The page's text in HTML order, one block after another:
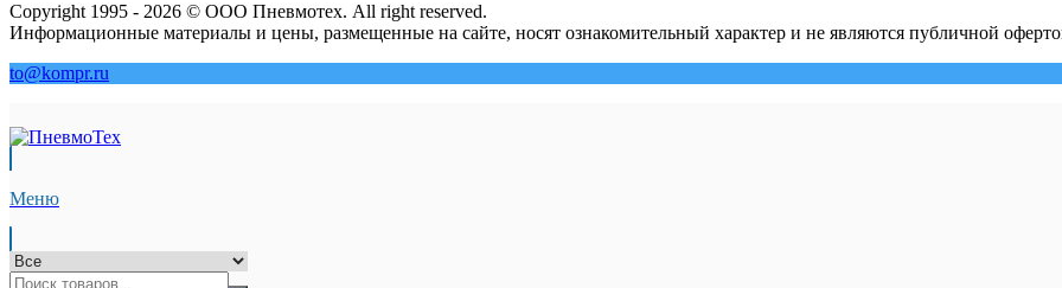
Copyright 1995 - 2026 © ООО Пневмотех. All right reserved.
Информационные материалы и цены, размещенные на сайте, носят ознакомительный характер и не являются публичной
to@kompr.ru
Меню